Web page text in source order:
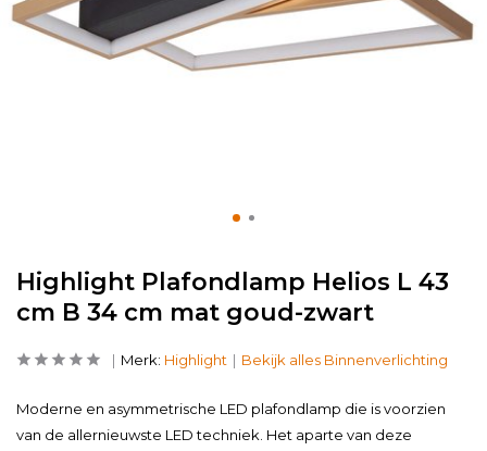
Highlight Plafondlamp Helios L 43
cm B 34 cm mat goud-zwart
Merk: Highlight Bekijk alles Binnenverlichting
Moderne en asymmetrische LED plafondlamp die is voorzien
van de allernieuwste LED techniek. Het aparte van deze